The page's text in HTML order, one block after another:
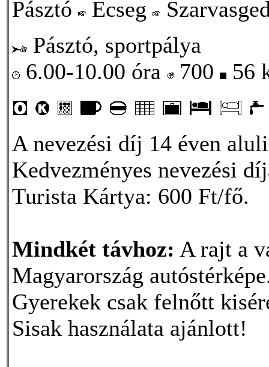
Pásztó Ecseg
Pásztó, sportpálya
6.00-10.00 óra
700 56
A nevezési díj 14 éven
Kedvezményes nevezési
Turista Kártya: 600 Ft/fő.
Mindkét távhoz: A rajt a
Magyarország
Gyerekek csak felnőtt
Sisak használata ajánlott!